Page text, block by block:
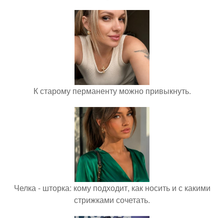
К старому перманенту можно привыкнуть.
Челка - шторка: кому подходит, как носить и с какими
стрижками сочетать.